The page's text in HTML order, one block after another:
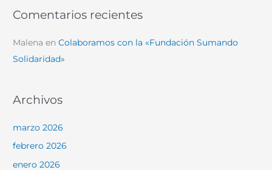
Comentarios recientes
Malena enColaboramos con la «Fundación Sumando
Solidaridad»
Archivos
marzo 2026
febrero 2026
enero 2026